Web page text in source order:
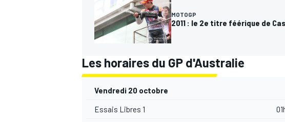
MOTOGP
2011 : le 2e titre féérique de
Les horaires du GP d'Australie
Vendredi 20 octobre
Essais Libres 1